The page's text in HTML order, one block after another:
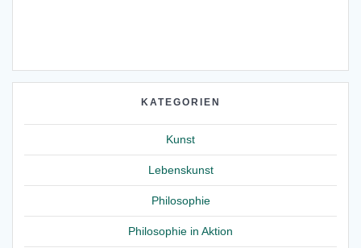
KATEGORIEN
Kunst
Lebenskunst
Philosophie
Philosophie in Aktion